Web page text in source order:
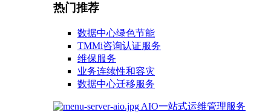
热门推荐
数据中心绿色节能
TMMi咨询认证服务
维保服务
业务连续性和容灾
数据中心迁移服务
AIO一站式运维管理服务